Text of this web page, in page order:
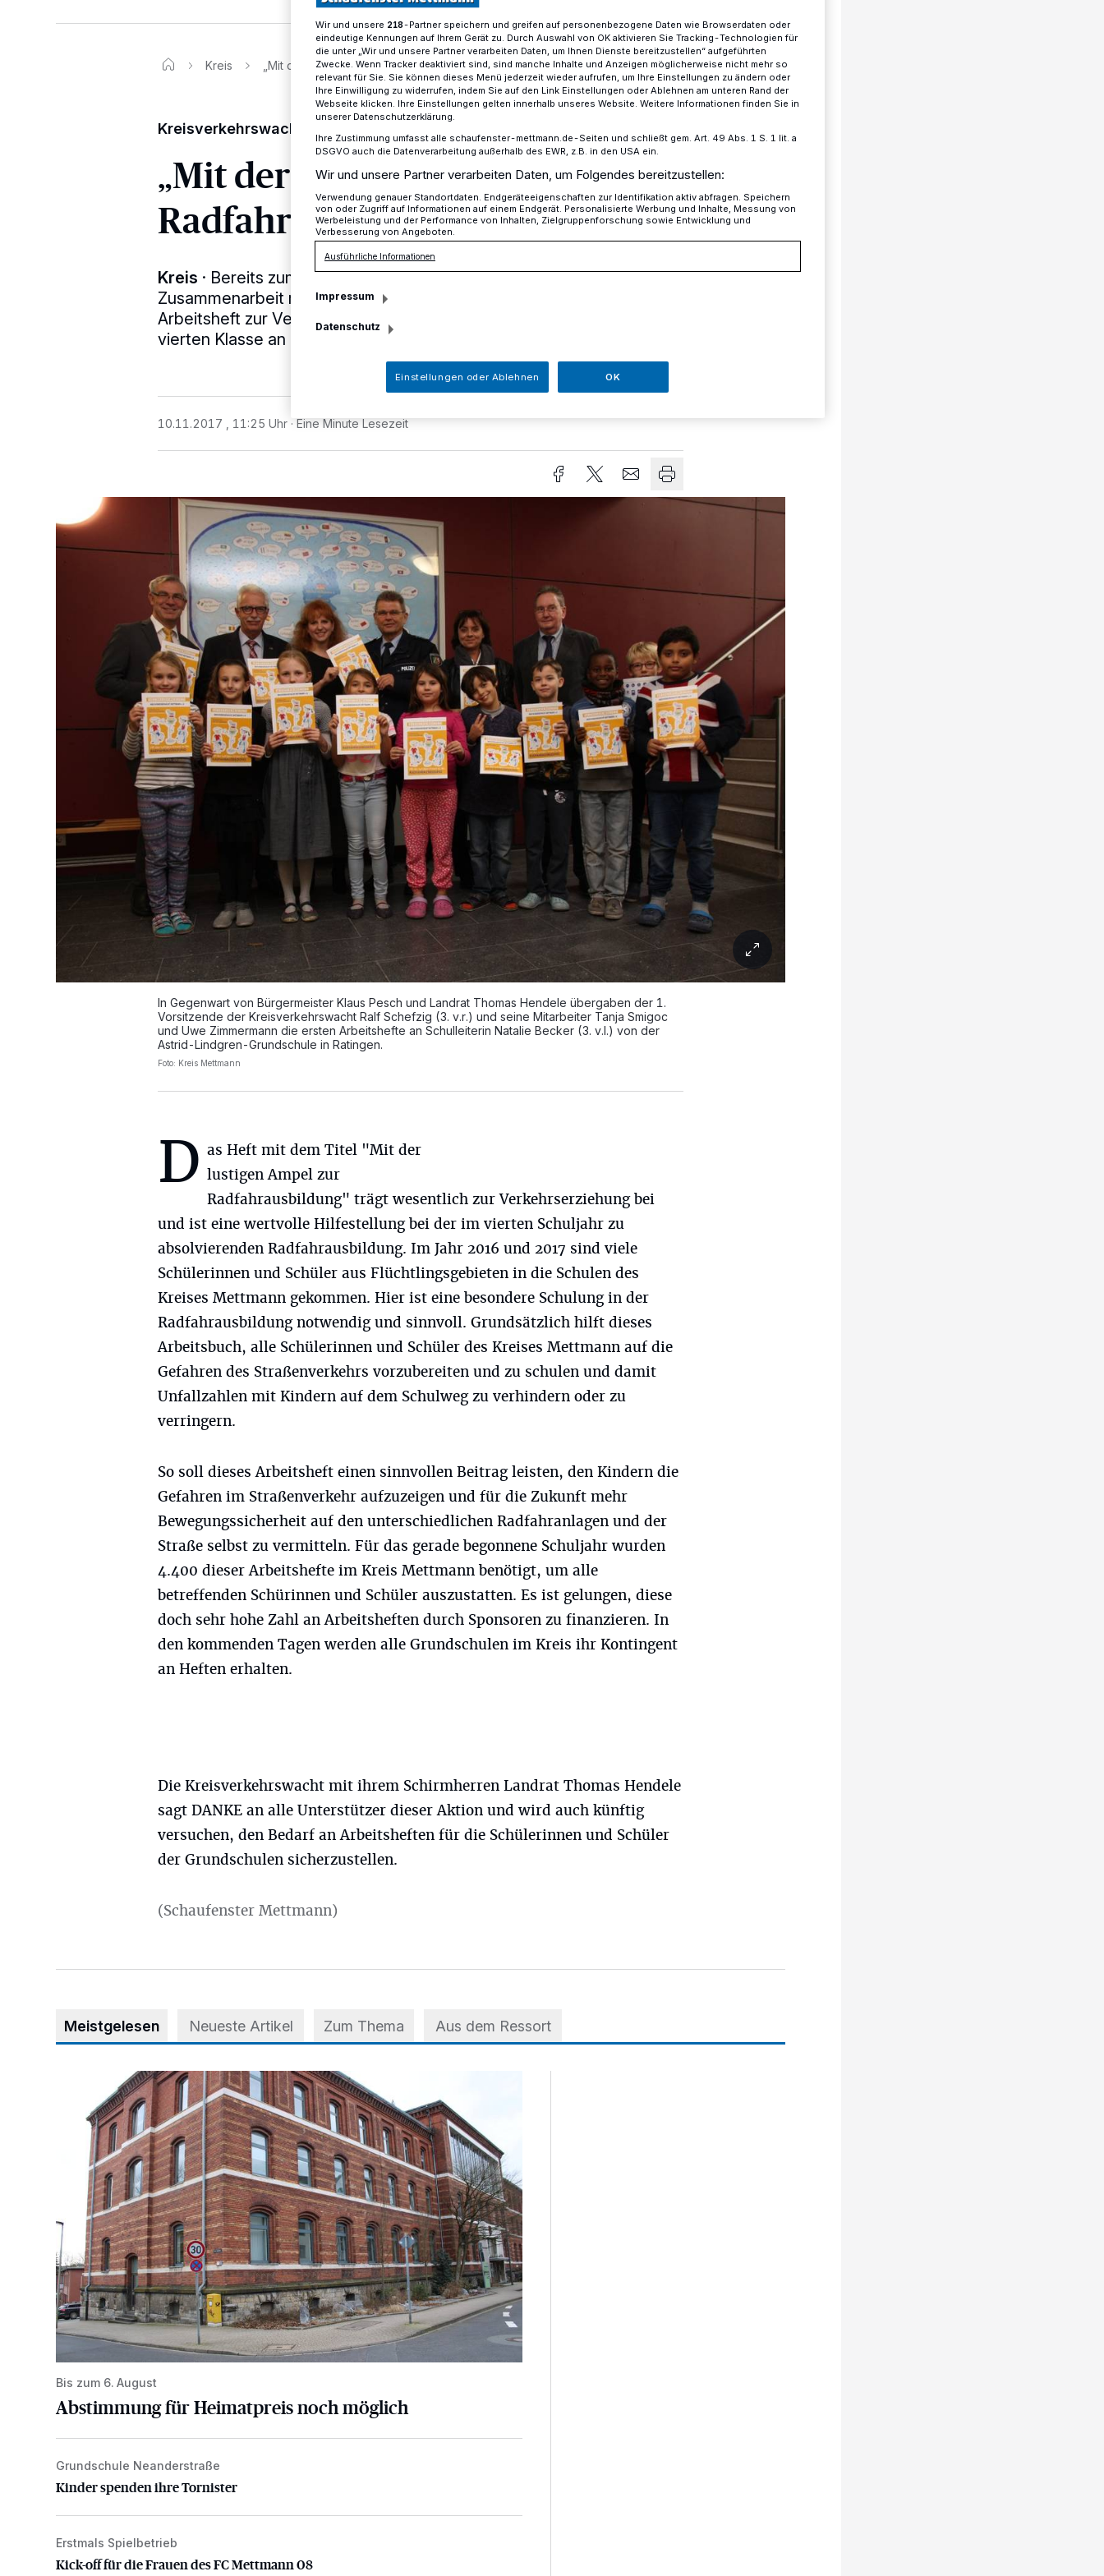
Kreis „Mit der lustigen Ampel zur Radfahrausbildung“
Kreisverkehrswacht stattet alle Viertklässler mit Arbeitsbüchern aus
„Mit der lustigen Ampel zur
Radfahrausbildung“
Kreis · Bereits zum sechsten Mal hat der K & L Verlag in
Zusammenarbeit mit der Kreisverkehrswacht Mettmann e.V. ein
Arbeitsheft zur Verkehrserziehung für Schülerinnen und Schüler der
vierten Klasse an Grundschulen herausgegeben.
10.11.2017 , 11:25 Uhr Eine Minute Lesezeit
In Gegenwart von Bürgermeister Klaus Pesch und Landrat Thomas Hendele übergaben der 1.
Vorsitzende der Kreisverkehrswacht Ralf Schefzig (3. v.r.) und seine Mitarbeiter Tanja Smigoc
und Uwe Zimmermann die ersten Arbeitshefte an Schulleiterin Natalie Becker (3. v.l.) von der
Astrid-Lindgren-Grundschule in Ratingen.
Foto: Kreis Mettmann
D as Heft mit dem Titel "Mit der
lustigen Ampel zur
Radfahrausbildung" trägt wesentlich zur Verkehrserziehung bei
und ist eine wertvolle Hilfestellung bei der im vierten Schuljahr zu
absolvierenden Radfahrausbildung. Im Jahr 2016 und 2017 sind viele
Schülerinnen und Schüler aus Flüchtlingsgebieten in die Schulen des
Kreises Mettmann gekommen. Hier ist eine besondere Schulung in der
Radfahrausbildung notwendig und sinnvoll. Grundsätzlich hilft dieses
Arbeitsbuch, alle Schülerinnen und Schüler des Kreises Mettmann auf die
Gefahren des Straßenverkehrs vorzubereiten und zu schulen und damit
Unfallzahlen mit Kindern auf dem Schulweg zu verhindern oder zu
verringern.
So soll dieses Arbeitsheft einen sinnvollen Beitrag leisten, den Kindern die
Gefahren im Straßenverkehr aufzuzeigen und für die Zukunft mehr
Bewegungssicherheit auf den unterschiedlichen Radfahranlagen und der
Straße selbst zu vermitteln. Für das gerade begonnene Schuljahr wurden
4.400 dieser Arbeitshefte im Kreis Mettmann benötigt, um alle
betreffenden Schürinnen und Schüler auszustatten. Es ist gelungen, diese
doch sehr hohe Zahl an Arbeitsheften durch Sponsoren zu finanzieren. In
den kommenden Tagen werden alle Grundschulen im Kreis ihr Kontingent
an Heften erhalten.
Die Kreisverkehrswacht mit ihrem Schirmherren Landrat Thomas Hendele
sagt DANKE an alle Unterstützer dieser Aktion und wird auch künftig
versuchen, den Bedarf an Arbeitsheften für die Schülerinnen und Schüler
der Grundschulen sicherzustellen.
(Schaufenster Mettmann)
Meistgelesen Neueste Artikel Zum Thema Aus dem Ressort
Abstimmung für Heimatpreis noch möglich
Bis zum 6. August
Abstimmung für Heimatpreis noch möglich
Kinder spenden ihre Tornister
Grundschule Neanderstraße
Kinder spenden ihre Tornister
Kick-off für die Frauen des FC Mettmann 08
Erstmals Spielbetrieb
Kick-off für die Frauen des FC Mettmann 08
Wir und unsere 218-Partner speichern und greifen auf personenbezogene Daten wie Browserdaten oder
eindeutige Kennungen auf Ihrem Gerät zu. Durch Auswahl von OK aktivieren Sie Tracking-Technologien für
die unter „Wir und unsere Partner verarbeiten Daten, um Ihnen Dienste bereitzustellen“ aufgeführten
Zwecke. Wenn Tracker deaktiviert sind, sind manche Inhalte und Anzeigen möglicherweise nicht mehr so
relevant für Sie. Sie können dieses Menü jederzeit wieder aufrufen, um Ihre Einstellungen zu ändern oder
Ihre Einwilligung zu widerrufen, indem Sie auf den Link Einstellungen oder Ablehnen am unteren Rand der
Webseite klicken. Ihre Einstellungen gelten innerhalb unseres Website. Weitere Informationen finden Sie in
unserer Datenschutzerklärung.
Ihre Zustimmung umfasst alle schaufenster-mettmann.de-Seiten und schließt gem. Art. 49 Abs. 1 S. 1 lit. a
DSGVO auch die Datenverarbeitung außerhalb des EWR, z.B. in den USA ein.
Wir und unsere Partner verarbeiten Daten, um Folgendes bereitzustellen:
Verwendung genauer Standortdaten. Endgeräteeigenschaften zur Identifikation aktiv abfragen. Speichern
von oder Zugriff auf Informationen auf einem Endgerät. Personalisierte Werbung und Inhalte, Messung von
Werbeleistung und der Performance von Inhalten, Zielgruppenforschung sowie Entwicklung und
Verbesserung von Angeboten.
Ausführliche Informationen
Impressum
Datenschutz
Einstellungen oder Ablehnen OK